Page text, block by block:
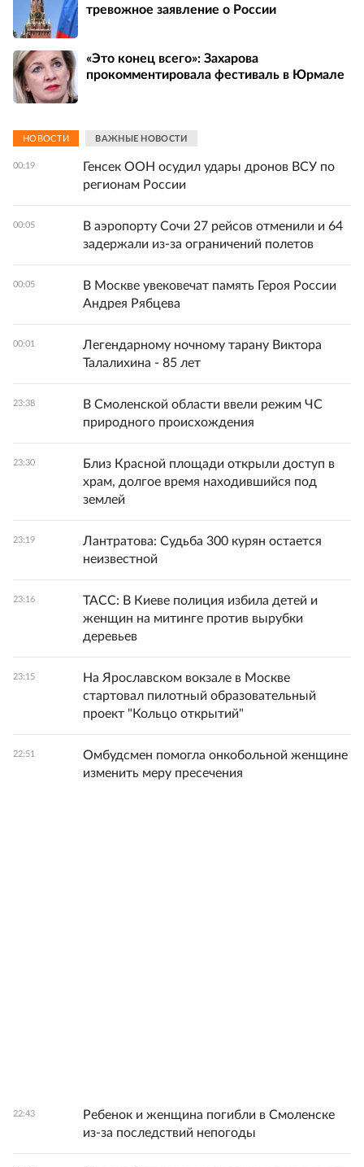
тревожное заявление о России
«Это конец всего»: Захарова
прокомментировала фестиваль в Юрмале
НОВОСТИ ВАЖНЫЕ НОВОСТИ
00:19
Генсек ООН осудил удары дронов ВСУ по
регионам России
00:05
В аэропорту Сочи 27 рейсов отменили и 64
задержали из-за ограничений полетов
00:05
В Москве увековечат память Героя России
Андрея Рябцева
00:01
Легендарному ночному тарану Виктора
Талалихина - 85 лет
23:38
В Смоленской области ввели режим ЧС
природного происхождения
23:30
Близ Красной площади открыли доступ в
храм, долгое время находившийся под
землей
23:19
Лантратова: Судьба 300 курян остается
неизвестной
23:16
ТАСС: В Киеве полиция избила детей и
женщин на митинге против вырубки
деревьев
23:15
На Ярославском вокзале в Москве
стартовал пилотный образовательный
проект "Кольцо открытий"
22:51
Омбудсмен помогла онкобольной женщине
изменить меру пресечения
22:43
Ребенок и женщина погибли в Смоленске
из-за последствий непогоды